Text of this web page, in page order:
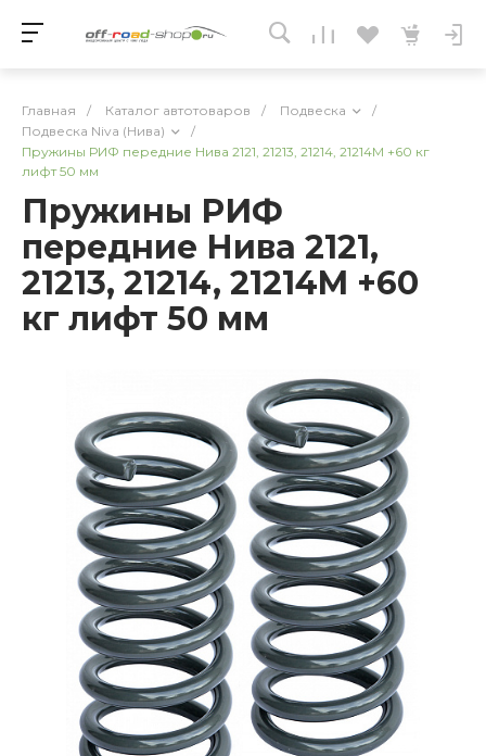
Главная / Каталог автотоваров / Подвеска
/
Подвеска Niva (Нива)
/
Пружины РИФ передние Нива 2121, 21213, 21214, 21214M +60 кг
лифт 50 мм
Пружины РИФ
передние Нива 2121,
21213, 21214, 21214M +60
кг лифт 50 мм